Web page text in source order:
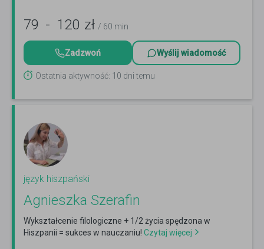
79 - 120 zł / 60 min
Zadzwoń Wyślij wiadomość
Ostatnia aktywność: 10 dni temu
język hiszpański
Agnieszka Szerafin
Wykształcenie filologiczne + 1/2 życia spędzona w
Hiszpanii = sukces w nauczaniu! Czytaj więcej